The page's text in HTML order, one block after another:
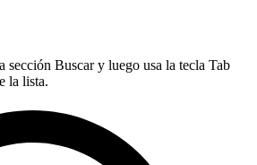
sección Buscar y luego usa la tecla Tab
la lista.